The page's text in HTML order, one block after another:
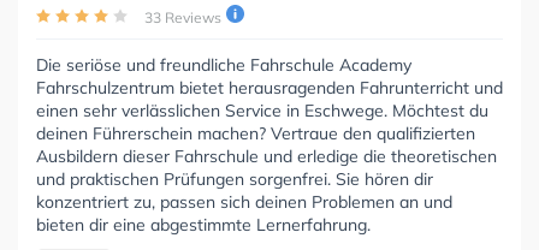
33 Reviews
Die seriöse und freundliche Fahrschule Academy
Fahrschulzentrum bietet herausragenden Fahrunterricht und
einen sehr verlässlichen Service in Eschwege. Möchtest du
deinen Führerschein machen? Vertraue den qualifizierten
Ausbildern dieser Fahrschule und erledige die theoretischen
und praktischen Prüfungen sorgenfrei. Sie hören dir
konzentriert zu, passen sich deinen Problemen an und
bieten dir eine abgestimmte Lernerfahrung.